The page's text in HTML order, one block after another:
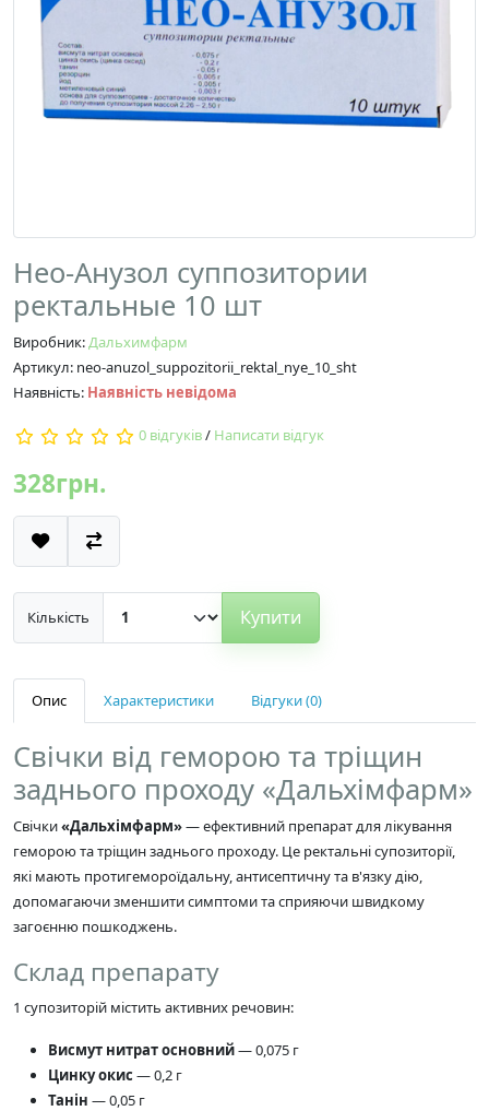
Нео-Анузол суппозитории
ректальные 10 шт
Виробник:Дальхимфарм
Артикул: neo-anuzol_suppozitorii_rektal_nye_10_sht
Наявність: Наявність невідома
0 відгуків/ Написати відгук
328грн.
Кількість Купити
Опис Характеристики Відгуки (0)
Свічки від геморою та тріщин
заднього проходу «Дальхімфарм»
Свічки«Дальхімфарм»— ефективний препарат для лікування
геморою та тріщин заднього проходу. Це ректальні супозиторії,
які мають протигемороїдальну, антисептичну та в'язку дію,
допомагаючи зменшити симптоми та сприяючи швидкому
загоєнню пошкоджень.
Склад препарату
1 супозиторій містить активних речовин:
Висмут нитрат основний— 0,075 г
Цинку окис— 0,2 г
Танін — 0,05 г